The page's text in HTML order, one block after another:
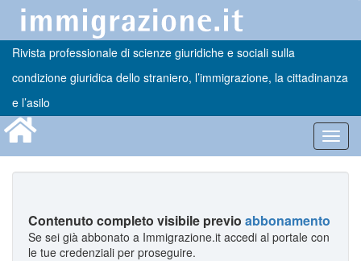
Rivista professionale di scienze giuridiche e sociali sulla
condizione giuridica dello straniero, l’immigrazione, la cittadinanza
e l’asilo
Contenuto completo visibile previo abbonamento
Se sei già abbonato a Immigrazione.it accedi al portale con
le tue credenziali per proseguire.